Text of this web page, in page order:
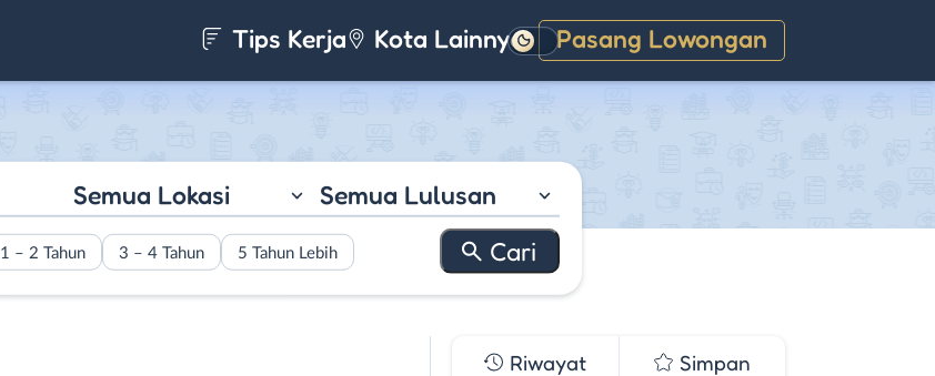
Tips Kerja Kota Lainnya Pasang Lowongan
Gelap
Semua Lokasi Semua Lulusan
1 – 2 Tahun 3 – 4 Tahun 5 Tahun Lebih
Riwayat Simpan